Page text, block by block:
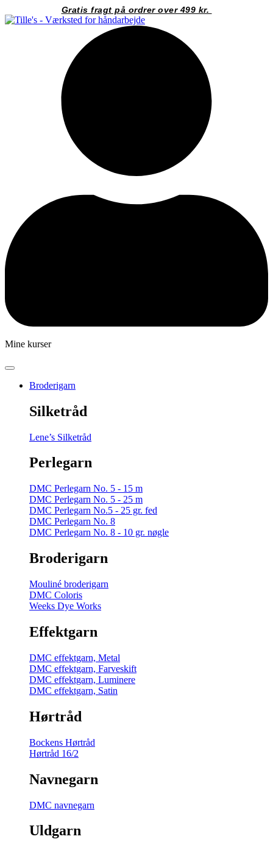
til
Gratis fragt på ordrer over 499 kr.
Mine kurser
Broderigarn
Silketråd
Lene’s Silketråd
Perlegarn
DMC Perlegarn No. 5 - 15 m
DMC Perlegarn No. 5 - 25 m
DMC Perlegarn No.5 - 25 gr. fed
DMC Perlegarn No. 8
DMC Perlegarn No. 8 - 10 gr. nøgle
Broderigarn
Mouliné broderigarn
DMC Coloris
Weeks Dye Works
Effektgarn
DMC effektgarn, Metal
DMC effektgarn, Farveskift
DMC effektgarn, Luminere
DMC effektgarn, Satin
Hørtråd
Bockens Hørtråd
Hørtråd 16/2
Navnegarn
DMC navnegarn
Uldgarn